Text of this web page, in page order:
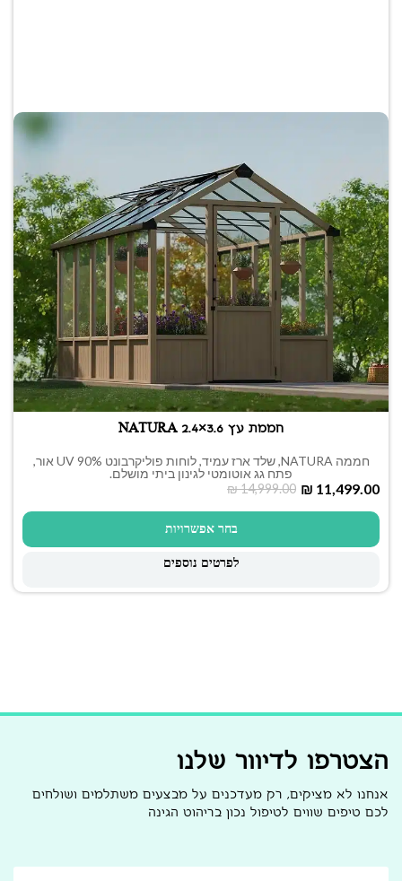
חממת עץ NATURA 2.4×3.6
חממה NATURA, שלד ארז עמיד, לוחות פוליקרבונט UV 90% אור,
פתח גג אוטומטי לגינון ביתי מושלם.
₪14,999.00 ₪ 11,499.00
בחר אפשרויות
לפרטים נוספים
הצטרפו לדיוור שלנו
אנחנו לא מציקים, רק מעדכנים על מבצעים משתלמים ושולחים
לכם טיפים שווים לטיפול נכון בריהוט הגינה